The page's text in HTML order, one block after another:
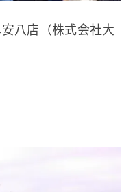
八店（株式会社大